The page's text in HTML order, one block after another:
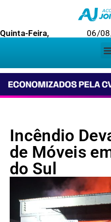
Quinta-Feira, 06/
Incêndio
de Móveis
do Sul